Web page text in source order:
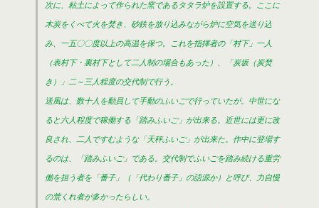
次に、粘土によって作られた窯であるタタラ炉を設置する。ここに
木炭をくべて火を焚き、砂鉄を放り込みながら炉に空気を送り込
み、一五〇〇度以上の高温を保つ。これを指揮者の「村下」一人
（表村下・裏村下として二人制の場合もあった）、「炭坂（炭焚
き）」二～三人程度の交代制で行う。
送風は、数十人を動員して手動のふいごで行っていたが。中世にな
ると六人程度で稼働する「踏みふいご」が出来る。近世には更に改
良され、二人ですむような「天秤ふいご」が出来た。作中に登場す
るのは、「踏みふいご」である。交代制でふいごを踏み続ける重労
働を担う者を「番子」（「代わり番子」の語源か）と呼び、力自慢
の荒くれ者が多かったらしい。